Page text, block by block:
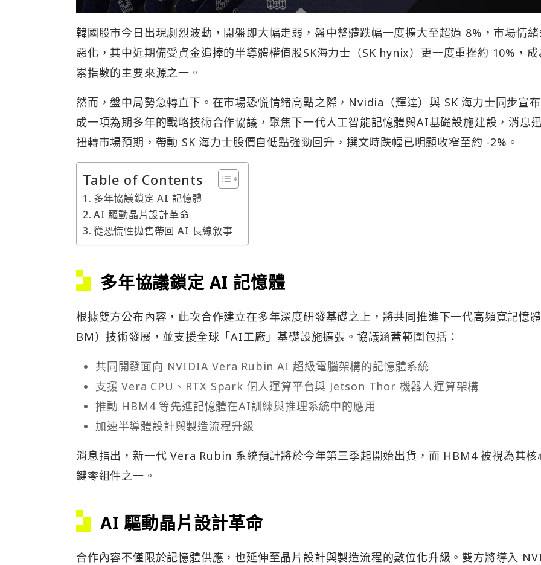
韓國股市今日出現劇烈波動，開盤即大幅走弱，盤中整體跌幅一度擴大至超過 8%，市場情緒
惡化，其中近期備受資金追捧的半導體權值股SK海力士（SK hynix）更一度重挫約 10%，成
累指數的主要來源之一。
然而，盤中局勢急轉直下。在市場恐慌情緒高點之際，Nvidia（輝達）與 SK 海力士同步宣
成一項為期多年的戰略技術合作協議，聚焦下一代人工智能記憶體與AI基礎設施建設，消息
扭轉市場預期，帶動 SK 海力士股價自低點強勁回升，撰文時跌幅已明顯收窄至約 -2%。
Table of Contents
多年協議鎖定 AI 記憶體
AI 驅動晶片設計革命
從恐慌性拋售帶回 AI 長線敘事
多年協議鎖定 AI 記憶體
根據雙方公布內容，此次合作建立在多年深度研發基礎之上，將共同推進下一代高頻寬記憶
BM）技術發展，並支援全球「AI工廠」基礎設施擴張。協議涵蓋範圍包括：
共同開發面向 NVIDIA Vera Rubin AI 超級電腦架構的記憶體系統
支援 Vera CPU、RTX Spark 個人運算平台與 Jetson Thor 機器人運算架構
推動 HBM4 等先進記憶體在AI訓練與推理系統中的應用
加速半導體設計與製造流程升級
消息指出，新一代 Vera Rubin 系統預計將於今年第三季起開始出貨，而 HBM4 被視為其核
鍵零組件之一。
AI 驅動晶片設計革命
合作內容不僅限於記憶體供應，也延伸至晶片設計與製造流程的數位化升級。雙方將導入